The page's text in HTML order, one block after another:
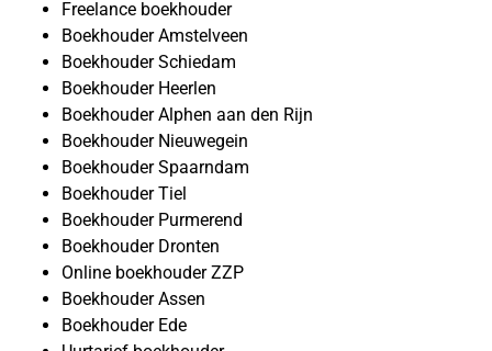
Freelance boekhouder
Boekhouder Amstelveen
Boekhouder Schiedam
Boekhouder Heerlen
Boekhouder Alphen aan den Rijn
Boekhouder Nieuwegein
Boekhouder Spaarndam
Boekhouder Tiel
Boekhouder Purmerend
Boekhouder Dronten
Online boekhouder ZZP
Boekhouder Assen
Boekhouder Ede